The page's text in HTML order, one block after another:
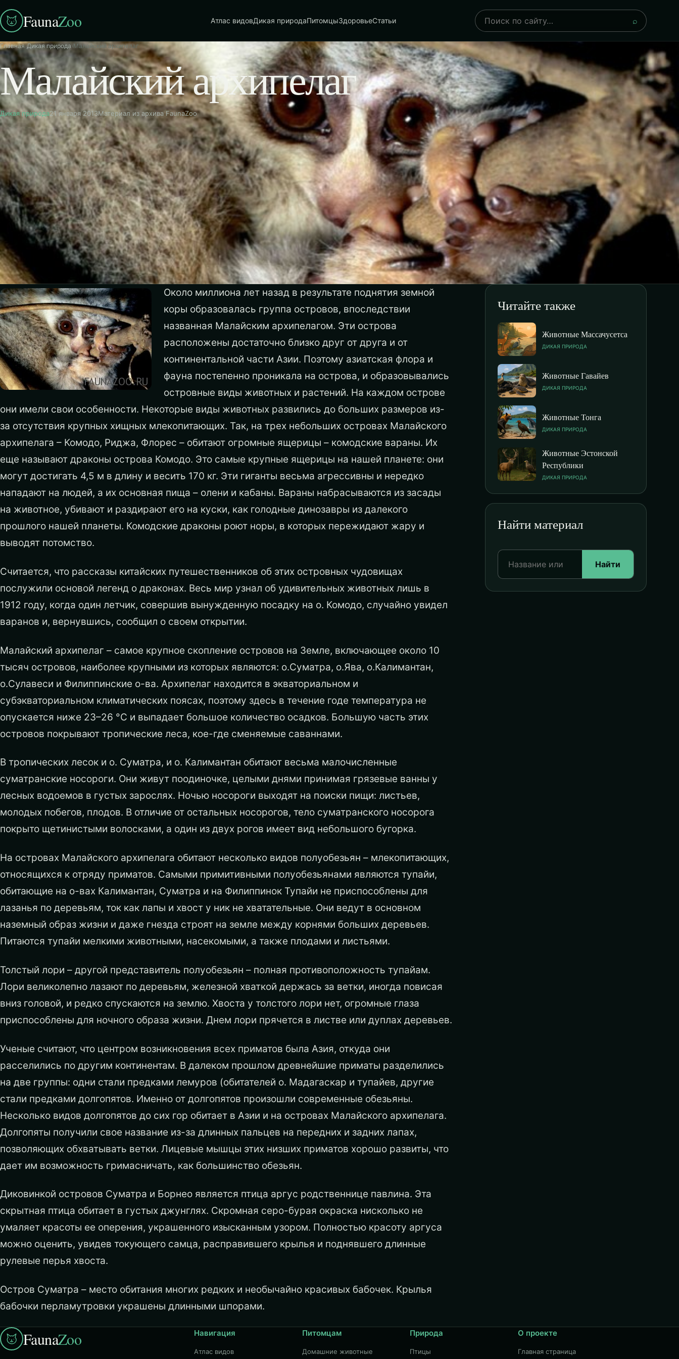
FaunaZoo Атлас видовДикая природаПитомцыЗдоровьеСтатьи
Поиск
⌕
Главная›Дикая природа›Малайский архипелаг
Малайский архипелаг
Дикая природа21 января 2013Материал из архива FaunaZoo
Около миллиона лет назад в результате поднятия земной
коры образовалась группа островов, впоследствии
названная Малайским архипелагом. Эти острова
расположены достаточно близко друг от друга и от
континентальной части Азии. Поэтому азиатская флора и
фауна постепенно про­никала на острова, и образовывались
островные виды животных и растений. На каждом острове
они имели свои особенности. Некоторые виды животных развились до больших размеров из-
за отсутствия крупных хищных млекопитающих. Так, на трех небольших островах Малайского
архипелага – Комодо, Риджа, Флорес – обитают огромные ящерицы – комодские вараны. Их
еще называют драконы острова Комодо. Это самые крупные ящерицы на нашей планете: они
могут достигать 4,5 м в длину и весить 170 кг. Эти гиганты весьма агрессивны и нередко
нападают на людей, а их основная пища – олени и кабаны. Вараны набрасываются из засады
на животное, убивают и раздирают его на куски, как голодные динозавры из далекого
прошлого нашей планеты. Комодские драконы роют норы, в которых пережидают жару и
выводят потомство.
Считается, что рассказы китайских путешественников об этих островных чудовищах
послужили основой легенд о драконах. Весь мир узнал об удивительных животных лишь в
1912 году, когда один летчик, совершив вынужденную посадку на о. Комодо, случайно увидел
варанов и, вернувшись, сообщил о своем открытии.
Малайский архипелаг – самое крупное скопление островов на Земле, включающее около 10
тысяч островов, наиболее крупными из которых являются: о.Суматра, о.Ява, о.Калимантан,
о.Сулавеси и Филиппинские о-ва. Архипелаг находится в экваториальном и
субэкваториальном климатических поясах, поэтому здесь в течение годе температура не
опускается ниже 23–26 °С и выпадает большое количество осадков. Большую часть этих
островов покрывают тропические леса, кое-где сменяемые саваннами.
В тропических лесок и о. Суматра, и о. Калимантан обитают весьма малочисленные
суматранские носоро­ги. Они живут поодиночке, целыми днями принимая грязевые ванны у
лесных водоемов в густых зарослях. Ночью носороги выходят на поиски пищи: листьев,
молодых побегов, плодов. В отличие от остальных носорогов, тело суматранского носорога
покрыто щетинистыми волосками, а один из двух рогов имеет вид небольшого бугорка.
На островах Малайского архипелага обитают несколько видов полуобезь­ян – млекопитающих,
относящихся к отряду приматов. Самыми примитив­ными полуобезьянами являются тупайи,
обитающие на о-вах Калимантан, Суматра и на Филиппинок Тупайи не приспособлены для
лазанья по деревьям, ток как лапы и хвост у ник не хватательные. Они ведут в основном
наземный образ жизни и даже гнезда строят на земле между корнями больших деревьев.
Питаются тупайи мелкими животными, насеко­мыми, а также плода­ми и листьями.
Толстый лори – другой представитель полуобезьян – полная противопо­ложность тупайам.
Лори великолепно лазают по деревьям, железной хваткой держась за ветки, иногда повисая
вниз головой, и редко спускаются на землю. Хвоста у толстого лори нет, огромные глаза
приспособлены для ночного образа жизни. Днем лори прячется в листве или дуплах деревьев.
Ученые считают, что центром возникновения всех приматов была Азия, откуда они
расселились по другим континентам. В далеком прошлом древнейшие приматы разделились
на две группы: одни стали предками лемуров (обитателей о. Мадагаскар и тупайев, другие
стали предками долгопятов. Именно от долгопятов произошли современные обезьяны.
Несколько видов долгопятов до сих гор обитает в Азии и на островах Малайского архипелага.
Долгопяты получили свое название из-за длинных пальцев на передних и задних лапах,
позволяющих обхватывать ветки. Лицевые мышцы этих низших приматов хорошо развиты, что
дает им возможность гримасничать, как большинство обезьян.
Диковинкой островов Суматра и Борнео является птица аргус родствен­нице павлина. Эта
скрытная птица обитает в густых джунглях. Скромная серо-бурая окраска нисколько не
умаляет красоты ее оперения, украшенного изысканным узором. Полностью красоту аргуса
можно оценить, увидев токующего самца, расправившего крылья и поднявшего длинные
рулевые перья хвоста.
Остров Суматра – место обитания многих редких и необычайно красивых бабочек. Крылья
бабочки перламутровки украшены длинными шпо­рами.
Читайте также
Животные Массачусетса
ДИКАЯ ПРИРОДА
Животные Гавайев
ДИКАЯ ПРИРОДА
Животные Тонга
ДИКАЯ ПРИРОДА
Животные Эстонской
Республики
ДИКАЯ ПРИРОДА
Найти материал
Найти
FaunaZoo Навигация
Атлас видов
Питомцам
Домашние животные
Природа
Птицы
О проекте
Главная страница